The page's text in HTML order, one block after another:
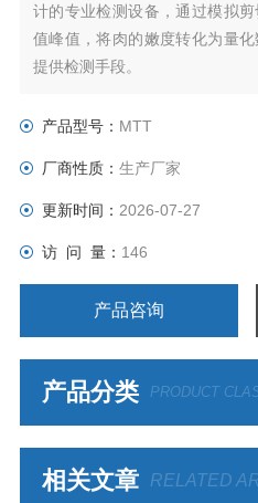
计的专业检测设备，通过模拟
值峰值，将肉的嫩度转化为量
提供检测手段。
产品型号： MTT
厂商性质： 生产厂家
更新时间： 2026-07-27
访 问 量： 146
产品咨询
产品分类 PRODUCT
相关文章 RELATED